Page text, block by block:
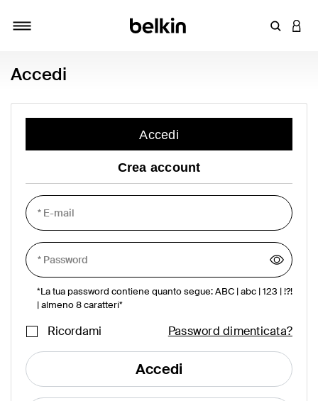
Inserisci
Accedi
Accedi
Crea account
*La tua password contiene quanto segue: ABC | abc | 123 | !?!
| almeno 8 caratteri*
Ricordami Password dimenticata?
Accedi